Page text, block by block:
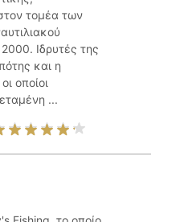
τομέα των
Ιδρυτές της
και η
οποίοι
...